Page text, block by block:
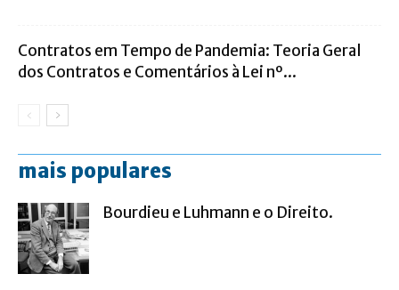
Contratos em Tempo de Pandemia: Teoria Geral
dos Contratos e Comentários à Lei nº...
mais populares
Bourdieu e Luhmann e o Direito.